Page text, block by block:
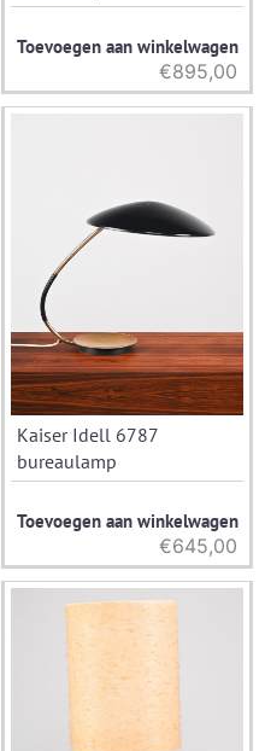
Toevoegen aan winkelwagen
€895,00
Kaiser Idell 6787
bureaulamp
Toevoegen aan winkelwagen
€645,00